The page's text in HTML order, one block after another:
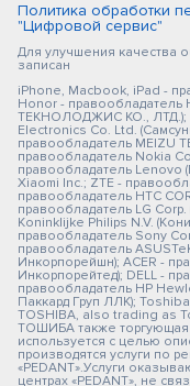
Политика обработки
"Цифровой сервис"
Для улучшения качества
записан
iPhone, Macbook, iPad -
Honor - правообладатель
ТЕКНОЛОДЖИС КО., ЛТД.);
Electronics Co. Ltd.
правообладатель MEIZU
правообладатель Nokia
правообладатель Lenovo
Xiaomi Inc.; ZTE -
правообладатель HTC
правообладатель LG
Koninklijke Philips N.V.
правообладатель Sony
правообладатель
Инкорпорейшн); ACER -
Инкорпорейтед); DELL -
правообладатель HP
Паккард Груп ЛЛК);
TOSHIBA, also trading as
ТОШИБА также торгующая
используется с целью
производятся услуги по
«PEDANT».Услуги
центрах «PEDANT», не